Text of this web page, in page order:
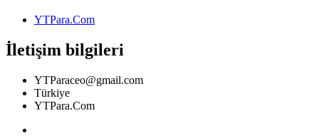
YTPara.Com
İletişim bilgileri
YTParaceo@gmail.com
Türkiye
YTPara.Com